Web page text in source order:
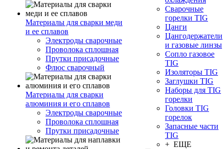
Материалы для сварки меди
и ее сплавов
Электроды сварочные
Проволока сплошная
Прутки присадочные
Флюс сварочный
Материалы для сварки
алюминия и его сплавов
Электроды сварочные
Проволока сплошная
Прутки присадочные
Сварочные
горелки TIG
Цанги
Цангодержатели
и газовые линзы
Сопло газовое
TIG
Изоляторы TIG
Заглушки TIG
Наборы для TIG
горелки
Головки TIG
горелок
Запасные части
TIG
+ ЕЩЕ